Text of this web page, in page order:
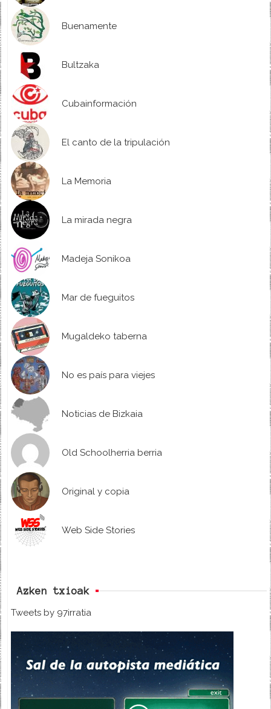
Buenamente
Bultzaka
Cubainformación
El canto de la tripulación
La Memoria
La mirada negra
Madeja Sonikoa
Mar de fueguitos
Mugaldeko taberna
No es país para viejes
Noticias de Bizkaia
Old Schoolherria berria
Original y copia
Web Side Stories
Azken txioak
Tweets by 97irratia